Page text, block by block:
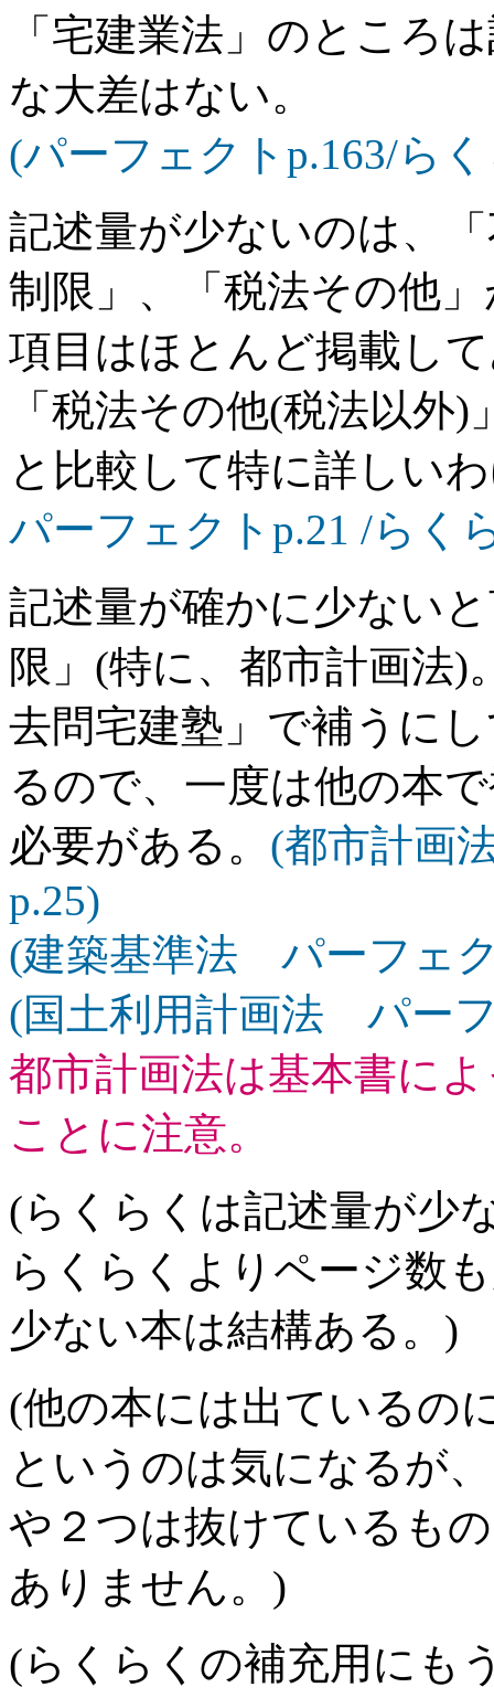
「宅建業法」のところ
な大差はない。
(パーフェクトp.163/ら
記述量が少ないのは、
制限」、「税法その他
項目はほとんど掲載し
「税法その他(税法以外
と比較して特に詳しい
パーフェクトp.21 /らく
記述量が確かに少ない
限」(特に、都市計画法)
去問宅建塾」で補うに
るので、一度は他の本
必要がある。 (都市計画
p.25)
(建築基準法 パーフェ
(国土利用計画法 パー
都市計画法は基本書に
ことに注意。
(らくらくは記述量が少
らくらくよりページ数
少ない本は結構ある。)
(他の本には出ているの
というのは気になるが
や２つは抜けているも
ありません。)
(らくらくの補充用にも